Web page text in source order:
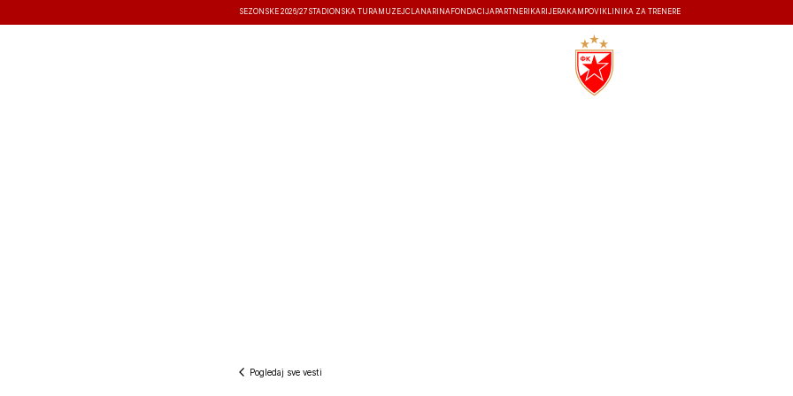
SEZONSKE 2026/27 STADIONSKA TURA MUZEJČLANARINA FONDACIJA PARTNERI KARIJERA KAMPOVI KLINIKA ZA TRENERE
Pogledaj sve vesti